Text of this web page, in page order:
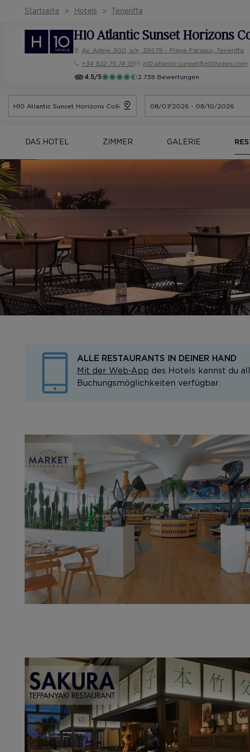
Startseite Hotels Teneriffa
H10 Atlantic Sunset Horizons
Av. Adeje 300, s/n, 38678 - Playa Paraíso, Teneriffa
+34 922 75 74 35
h10.atlantic.sunset@h10hotels.com
4.5/5
2.738 Bewertungen
DAS HOTEL ZIMMER GALERIE
ALLE RESTAURANTS IN DEINER HAND
Mit der Web-App des Hotels kannst du
Buchungsmöglichkeiten verfügbar.